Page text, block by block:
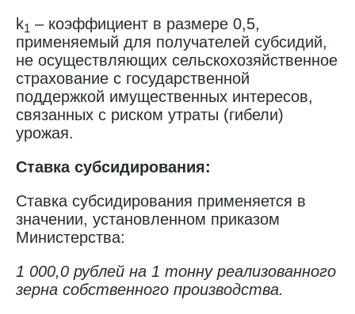
k1 – коэффициент в размере 0,5,
применяемый для получателей субсидий,
не осуществляющих сельскохозяйственное
страхование с государственной
поддержкой имущественных интересов,
связанных с риском утраты (гибели)
урожая.
Ставка субсидирования:
Ставка субсидирования применяется в
значении, установленном приказом
Министерства:
1 000,0 рублей на 1 тонну реализованного
зерна собственного производства.